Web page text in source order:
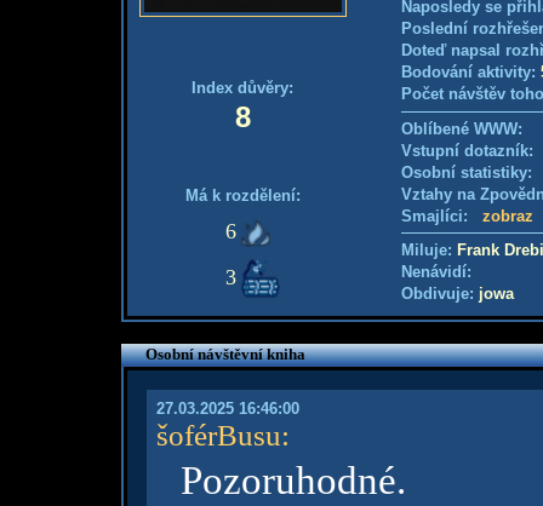
Index důvěry:
8
Má k rozdělení:
6
3
Naposledy se
Poslední
Doteď napsal
Bodování aktivity:
Počet návštěv
Oblíbené WWW:
Vstupní
Osobní
Vztahy na
Smajlíci: zobraz
Miluje: Frank
Nenávidí:
Obdivuje: jowa
Osobní návštěvní kniha
27.03.2025 16:46:00
šoférBusu:
Pozoruhodné.